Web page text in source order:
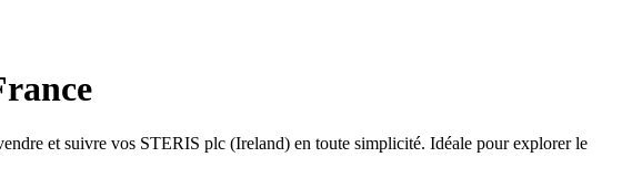
et suivre vos STERIS plc (Ireland) en toute simplicité. Idéale pour explorer le